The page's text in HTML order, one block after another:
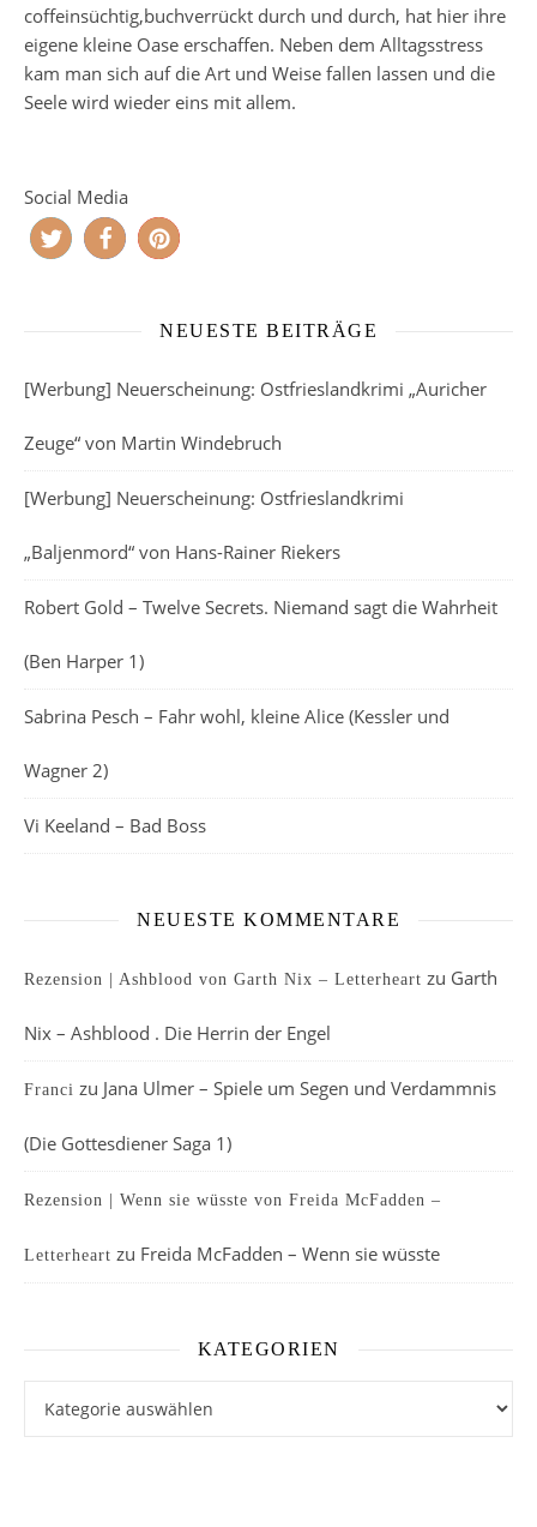
coffeinsüchtig,buchverrückt durch und durch, hat hier ihre
eigene kleine Oase erschaffen. Neben dem Alltagsstress
kam man sich auf die Art und Weise fallen lassen und die
Seele wird wieder eins mit allem.
Social Media
NEUESTE BEITRÄGE
[Werbung] Neuerscheinung: Ostfrieslandkrimi „Auricher
Zeuge“ von Martin Windebruch
[Werbung] Neuerscheinung: Ostfrieslandkrimi
„Baljenmord“ von Hans-Rainer Riekers
Robert Gold – Twelve Secrets. Niemand sagt die Wahrheit
(Ben Harper 1)
Sabrina Pesch – Fahr wohl, kleine Alice (Kessler und
Wagner 2)
Vi Keeland – Bad Boss
NEUESTE KOMMENTARE
Rezension | Ashblood von Garth Nix – Letterheart zu Garth
Nix – Ashblood . Die Herrin der Engel
Franci zu Jana Ulmer – Spiele um Segen und Verdammnis
(Die Gottesdiener Saga 1)
Rezension | Wenn sie wüsste von Freida McFadden –
Letterheart zu Freida McFadden – Wenn sie wüsste
KATEGORIEN